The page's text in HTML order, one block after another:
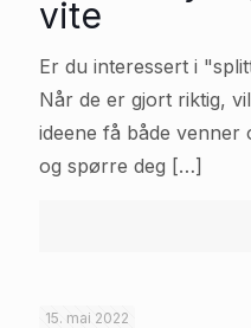
vite
Er du interessert i
Når de er gjort riktig,
ideene få både venner
og spørre deg […]
15. mai 2022